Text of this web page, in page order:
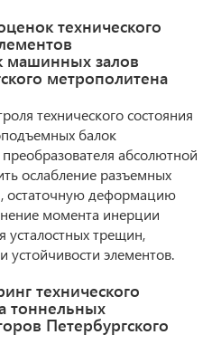
технического
машинных залов
метрополитена
технического состояния
балок
абсолютной
ослабление разъемных
остаточную деформацию
момента инерции
усталостных трещин,
устойчивости элементов.
технического
тоннельных
Петербургского